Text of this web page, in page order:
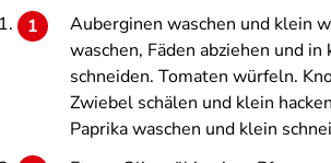
Auberginen waschen und klein
waschen, Fäden abziehen und in
schneiden. Tomaten würfeln.
Zwiebel schälen und klein
Paprika waschen und klein